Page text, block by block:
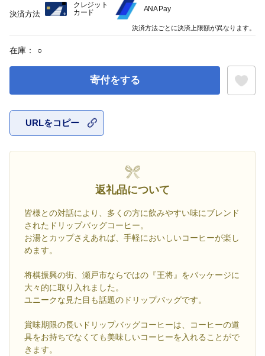
在庫： ○
寄付をする
URLをコピー
返礼品について
皆様との対話により、多くの方に飲みやすい味にブレンド
されたドリップバッグコーヒー。
お湯とカップさえあれば、手軽においしいコーヒーが楽し
めます。
将棋振興の街、瀬戸市ならではの『王将』をパッケージに
大々的に取り入れました。
ユニークな見た目も話題のドリップバッグです。
賞味期限の長いドリップバッグコーヒーは、コーヒーの道
具をお持ちでなくても美味しいコーヒーを入れることがで
きます。
決済方法
クレジット
カード
ANA Pay
決済方法ごとに決済上限額が異なります。